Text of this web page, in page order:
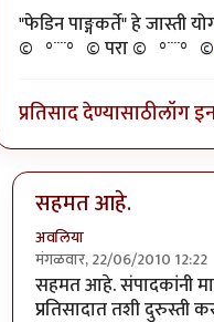
"फेडिन पाङ्गकर्ते" हे जास्ती
©º°¨¨°º© परा ©º°¨¨°º©
प्रतिसाद देण्यासाठीलॉग
सहमत आहे.
अवलिया
मंगळवार, 22/06/2010 12:22
In reply toआतापर्यंतby
सहमत आहे. संपादकांनी
प्रतिसादात तशी दुरुस्ती